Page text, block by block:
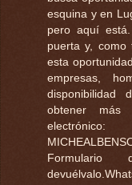
esquina y en
pero aquí
puerta y,
esta
empresas,
disponibilidad
obtener más
electrónico: